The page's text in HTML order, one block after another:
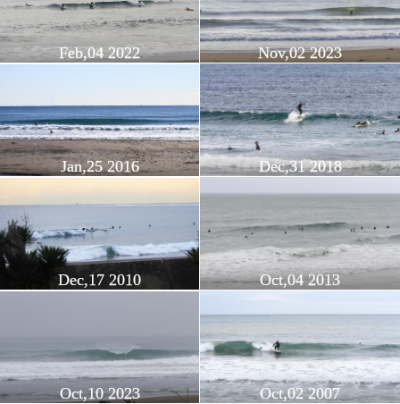
Feb,04 2022 Nov,02 2023
Jan,25 2016 Dec,31 2018
Dec,17 2010 Oct,04 2013
Oct,10 2023 Oct,02 2007